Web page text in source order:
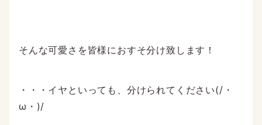
そんな可愛さを皆様におすそ分け致します！
・・・イヤといっても、分けられてください(/・
ω・)/